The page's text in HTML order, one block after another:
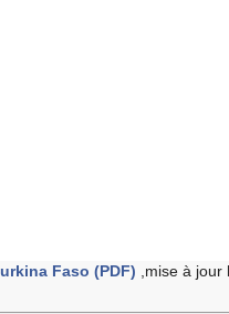
Faso (PDF)
,mise à jour